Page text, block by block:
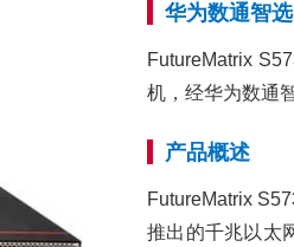
华为数通智
FutureMatrix
机，经华为数通
产品概述
FutureMatrix
推出的千兆以太